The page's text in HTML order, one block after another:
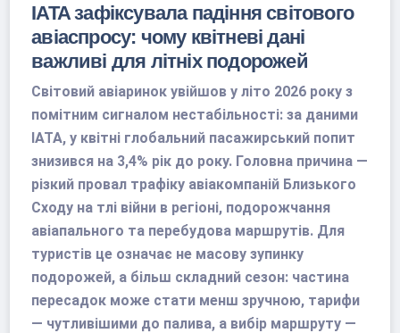
IATA зафіксувала падіння світового
авіаспросу: чому квітневі дані
важливі для літніх подорожей
Світовий авіаринок увійшов у літо 2026 року з
помітним сигналом нестабільності: за даними
IATA, у квітні глобальний пасажирський попит
знизився на 3,4% рік до року. Головна причина —
різкий провал трафіку авіакомпаній Близького
Сходу на тлі війни в регіоні, подорожчання
авіапального та перебудова маршрутів. Для
туристів це означає не масову зупинку
подорожей, а більш складний сезон: частина
пересадок може стати менш зручною, тарифи
— чутливішими до палива, а вибір маршруту —